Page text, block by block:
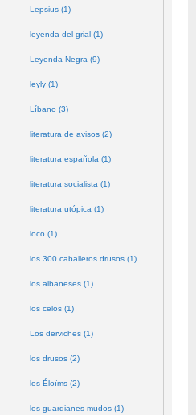
Lepsius (1)
leyenda del grial (1)
Leyenda Negra (9)
leyly (1)
Líbano (3)
literatura de avisos (2)
literatura española (1)
literatura socialista (1)
literatura utópica (1)
loco (1)
los 300 caballeros drusos (1)
los albaneses (1)
los celos (1)
Los derviches (1)
los drusos (2)
los Éloïms (2)
los guardianes mudos (1)